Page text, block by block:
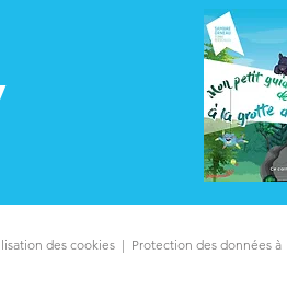
des cookies | Protection des données à